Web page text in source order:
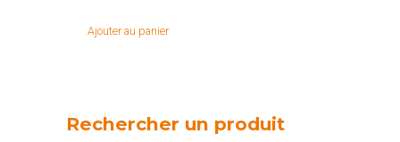
Ajouter au panier
Rechercher un produit